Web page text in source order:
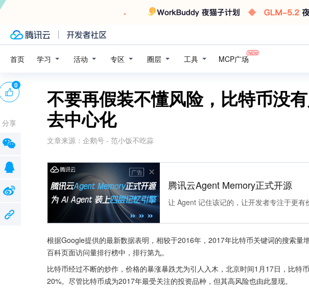
首页 学习 活动 专区 圈层 工具 MCP广场
不要再假装不懂风险，比特币没
去中心化
文章来源： 企鹅号 - 范小饭不吃蒜
广告
腾讯云Agent Memory正式开源
让 Agent 记住该记的，让开发者专注于更有
根据Google提供的最新数据表明，相较于2016年，2017年比特币关键词的搜索量
百科页面访问量排行榜中，排行第九。
比特币经过不断的炒作，价格的暴涨暴跌尤为引人入木，北京时间1月17日，比特
20%。尽管比特币成为2017年最受关注的投资品种，但其高风险也由此显现。
0
分享